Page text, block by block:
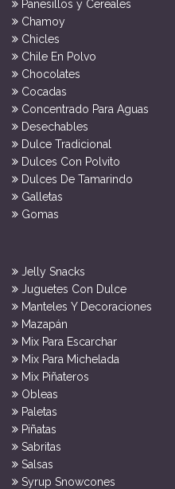
Panesillos y Cereales
Chamoy
Chicles
Chile En Polvo
Chocolates
Cocadas
Concentrado Para Aguas
Desechables
Dulce Tradicional
Dulces Con Polvito
Dulces De Tamarindo
Galletas
Gomas
Jelly Snacks
Juguetes Con Dulce
Manteles Y Decoraciones
Mazapán
Mix Para Escarchar
Mix Para Michelada
Mix Piñateros
Obleas
Paletas
Piñatas
Sabritas
Salsas
Syrup Snowcones